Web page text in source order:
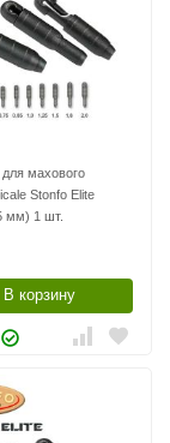
махового
Stonfo Elite
мм) 1 шт.
В корзину